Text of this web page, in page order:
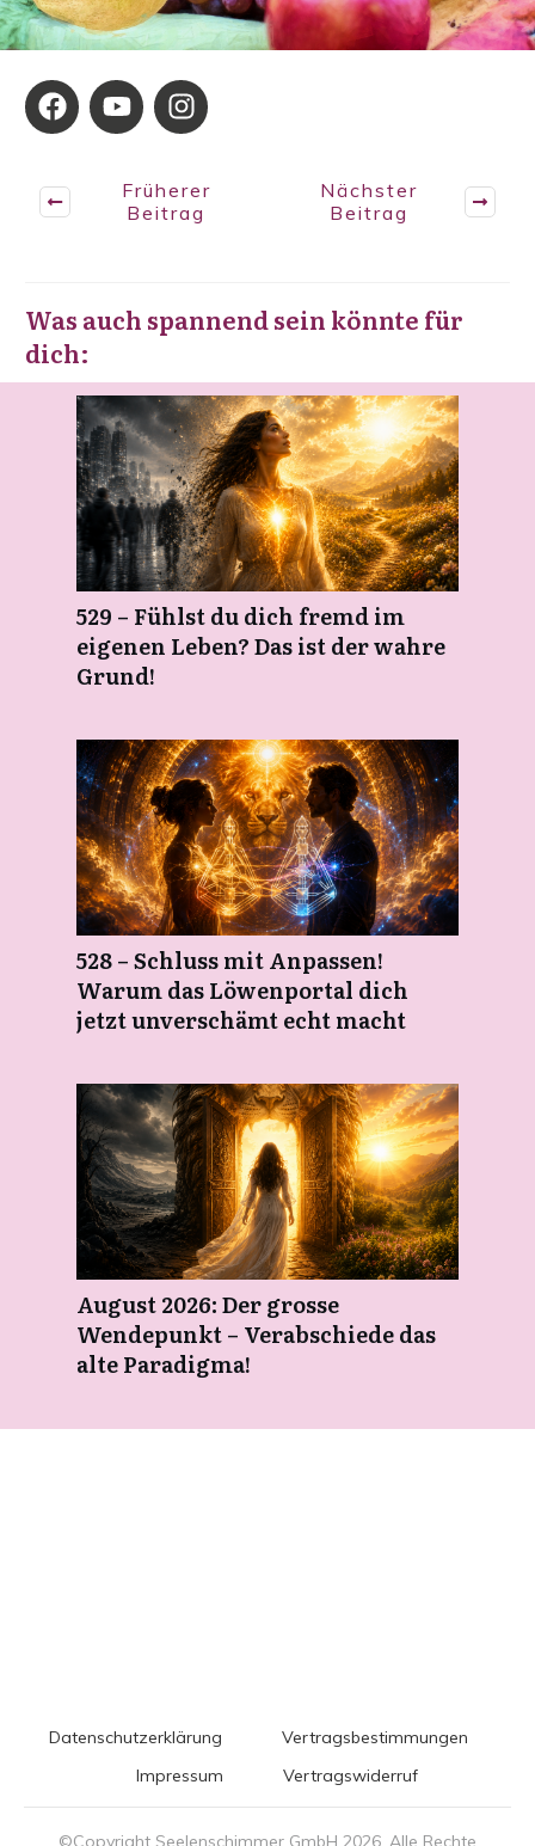
Früherer
Beitrag
Nächster
Beitrag
Was auch spannend sein könnte für
dich:
529 – Fühlst du dich fremd im
eigenen Leben? Das ist der wahre
Grund!
528 – Schluss mit Anpassen!
Warum das Löwenportal dich
jetzt unverschämt echt macht
August 2026: Der grosse
Wendepunkt – Verabschiede das
alte Paradigma!
Datenschutzerklärung
Vertragsbestimmungen
Impressum
Vertragswiderruf
©Copyright Seelenschimmer GmbH 2026 . Alle Rechte